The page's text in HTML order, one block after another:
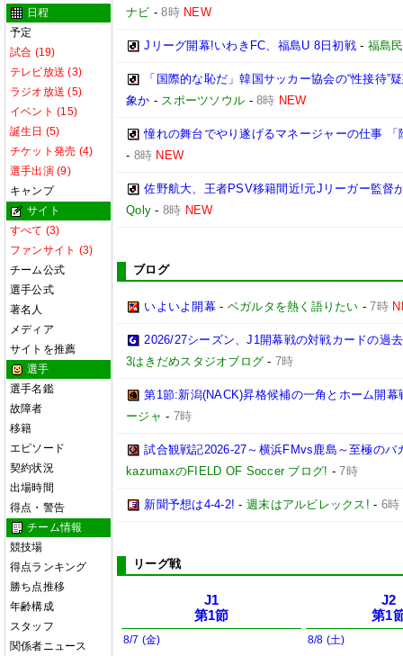
日程
予定
試合 (19)
テレビ放送 (3)
ラジオ放送 (5)
イベント (15)
誕生日 (5)
チケット発売 (4)
選手出演 (9)
キャンプ
サイト
すべて (3)
ファンサイト (3)
チーム公式
選手公式
著名人
メディア
サイトを推薦
選手
選手名鑑
故障者
移籍
エピソード
契約状況
出場時間
得点・警告
チーム情報
競技場
得点ランキング
勝ち点推移
年齢構成
スタッフ
関係者ニュース
ナビ -8時 NEW
Jリーグ開幕!いわきFC、福島U 8日初戦- 福島
「国際的な恥だ」韓国サッカー協会の“性接待
象か - スポーツソウル -8時 NEW
憧れの舞台でやり遂げるマネージャーの仕事
- 8時 NEW
佐野航大、王者PSV移籍間近!元Jリーガー監
Qoly - 8時 NEW
ブログ
いよいよ開幕- ベガルタを熱く語りたい -7時
2026/27シーズン、J1開幕戦の対戦カードの過
3はきだめスタジオブログ -7時
第1節:新潟(NACK)昇格候補の一角とホーム開幕
ージャ - 7時
試合観戦記2026-27～横浜FMvs鹿島～至極の
kazumaxのFIELD OF Soccer ブログ! -7時
新聞予想は4-4-2! -週末はアルビレックス! - 6時
リーグ戦
J1
第1節
8/7 (金)
J2
第1
8/8 (土)